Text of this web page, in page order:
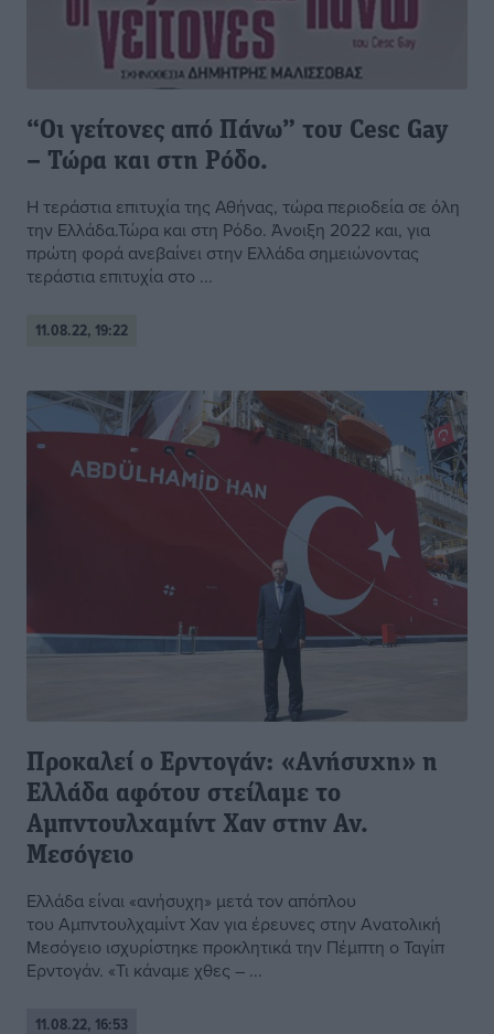
“Οι γείτονες από Πάνω” του Cesc Gay
– Τώρα και στη Ρόδο.
Η τεράστια επιτυχία της Αθήνας, τώρα περιοδεία σε όλη
την Ελλάδα.Τώρα και στη Ρόδο. Άνοιξη 2022 και, για
πρώτη φορά ανεβαίνει στην Ελλάδα σημειώνοντας
τεράστια επιτυχία στο ...
11.08.22, 19:22
Προκαλεί ο Ερντογάν: «Aνήσυχη» η
Ελλάδα αφότου στείλαμε το
Αμπντουλχαμίντ Χαν στην Αν.
Μεσόγειο
Ελλάδα είναι «ανήσυχη» μετά τον απόπλου
του Αμπντουλχαμίντ Χαν για έρευνες στην Ανατολική
Μεσόγειο ισχυρίστηκε προκλητικά την Πέμπτη ο Ταγίπ
Ερντογάν. «Τι κάναμε χθες – ...
11.08.22, 16:53